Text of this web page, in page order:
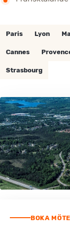
Paris Lyon
Cannes
Strasbourg
BOKA